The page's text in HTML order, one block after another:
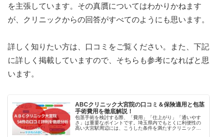
を主張しています。その真贋についてはわかりかねます
が、クリニックからの回答がすべてのようにも思います。
詳しく知りたい方は、口コミをご覧ください。また、下記
に詳しく掲載していますので、そちらも参考になればと思
います。
ABCクリニック大宮院の口コミ＆保険適用と包茎
手術費用を徹底解説！
包茎手術を検討する際、「費用」「仕上がり」「通いやす
さ」は重要なポイントです。埼玉県内でもとくに利便性の
高い大宮駅周辺には、こうした条件を満たすクリニックが